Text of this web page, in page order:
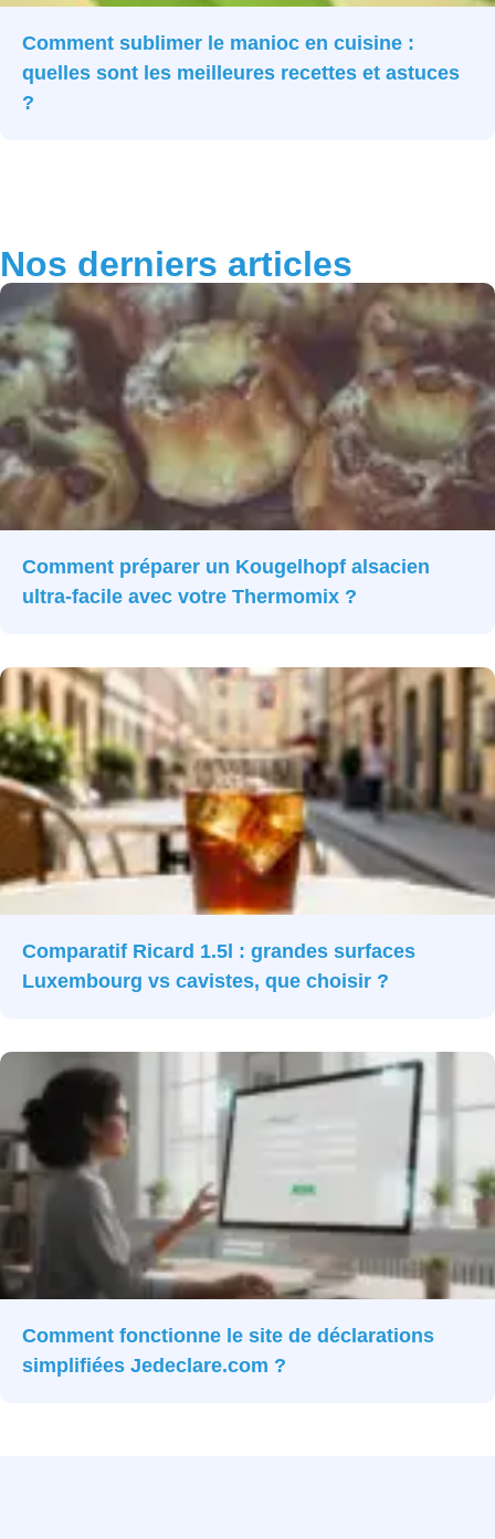
Comment sublimer le manioc en cuisine :
quelles sont les meilleures recettes et astuces
?
Nos derniers articles
Comment préparer un Kougelhopf alsacien
ultra-facile avec votre Thermomix ?
Comparatif Ricard 1.5l : grandes surfaces
Luxembourg vs cavistes, que choisir ?
Comment fonctionne le site de déclarations
simplifiées Jedeclare.com ?